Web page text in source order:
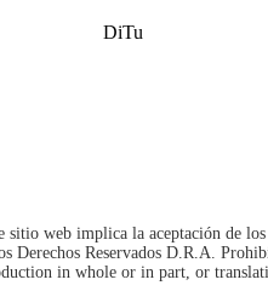
DiTu
sitio web implica la aceptación de los
Derechos Reservados D.R.A.
in whole or in part, or